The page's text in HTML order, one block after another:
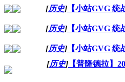
[历史]【小站GVG 统
[历史]【小站GVG 统
[历史]【小站GVG 统
[历史] 【普隆德拉】